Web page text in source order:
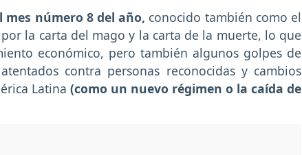
mes número 8 del año, conocido también como el
la carta del mago y la carta de la muerte, lo que
económico, pero también algunos golpes de
contra personas reconocidas y cambios
Latina (como un nuevo régimen o la caída de